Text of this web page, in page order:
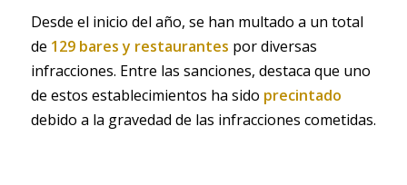
Desde el inicio del año, se han multado a un total
de 129 bares y restaurantes por diversas
infracciones. Entre las sanciones, destaca que uno
de estos establecimientos ha sido precintado
debido a la gravedad de las infracciones cometidas.